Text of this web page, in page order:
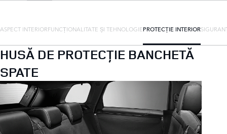
ASPECT INTERIORFUNCȚIONALITATE ȘI TEHNOLOGIEPROTECȚIE INTERIOR
HUSĂ DE PROTECȚIE BANCHETĂ
SPATE